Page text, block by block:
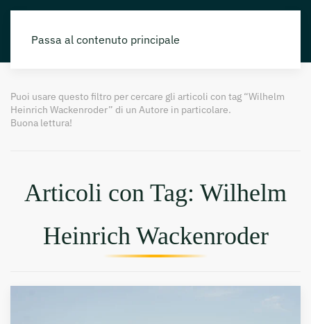
Passa al contenuto principale
Puoi usare questo filtro per cercare gli articoli con tag “Wilhelm
Heinrich Wackenroder” di un Autore in particolare.
Buona lettura!
Articoli con Tag: Wilhelm
Heinrich Wackenroder